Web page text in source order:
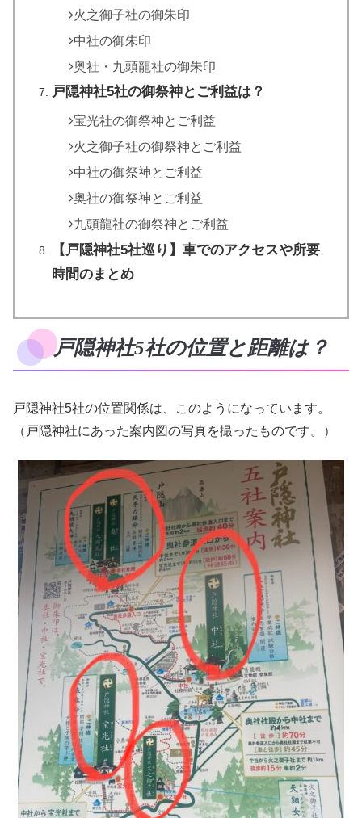
火之御子社の御朱印
中社の御朱印
奥社・九頭龍社の御朱印
戸隠神社5社の御祭神とご利益は？
宝光社の御祭神とご利益
火之御子社の御祭神とご利益
中社の御祭神とご利益
奥社の御祭神とご利益
九頭龍社の御祭神とご利益
【戸隠神社5社巡り】車でのアクセスや所要
時間のまとめ
戸隠神社5社の位置と距離は？
戸隠神社5社の位置関係は、このようになっています。
（戸隠神社にあった案内図の写真を撮ったものです。）